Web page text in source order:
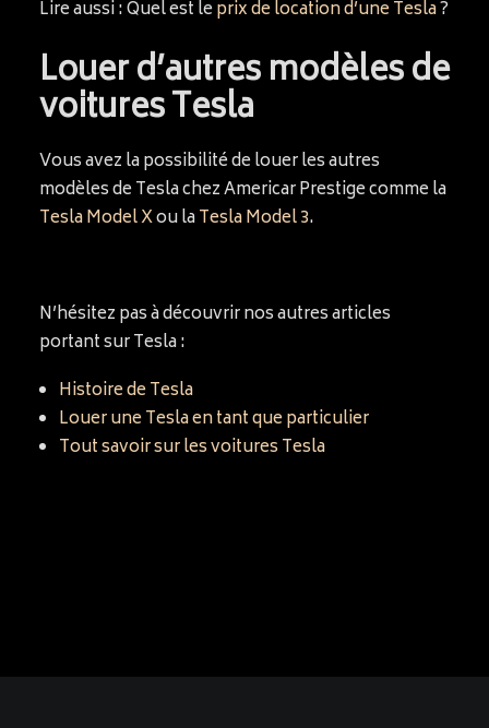
Lire aussi : Quel est leprix de location d’une Tesla?
Louer d’autres modèles de
voitures Tesla
Vous avez la possibilité de louer les autres
modèles de Tesla chez Americar Prestige comme la
Tesla Model Xou laTesla Model 3.
N’hésitez pas à découvrir nos autres articles
portant sur Tesla :
Histoire de Tesla
Louer une Tesla en tant que particulier
Tout savoir sur les voitures Tesla